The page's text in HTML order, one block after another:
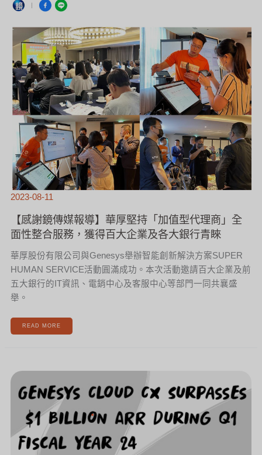
2023-08-11
【感謝鏡傳媒報導】華厚堅持「加值型代理商」全
面性整合服務，獲得百大企業及各大銀行青睞
華厚股份有限公司與Genesys舉辦智能創新解決方案SUPER
HUMAN SERVICE活動圓滿成功。本次活動邀請百大企業及前
五大銀行的IT資訊、電銷中心及客服中心等部門一同共襄盛
舉。
服
務，
百
業
及
各
大
銀
行
青
睞
READ MORE
憑
雲
端
體
作
平
台
的
強
勁
需
求，